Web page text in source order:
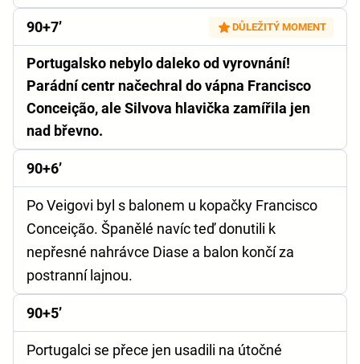
90+7’ DŮLEŽITÝ MOMENT
Portugalsko nebylo daleko od vyrovnání!
Parádní centr načechral do vápna Francisco
Conceição, ale Silvova hlavička zamířila jen
nad břevno.
90+6’
Po Veigovi byl s balonem u kopačky Francisco
Conceição. Španělé navíc teď donutili k
nepřesné nahrávce Diase a balon končí za
postranní lajnou.
90+5’
Portugalci se přece jen usadili na útočné